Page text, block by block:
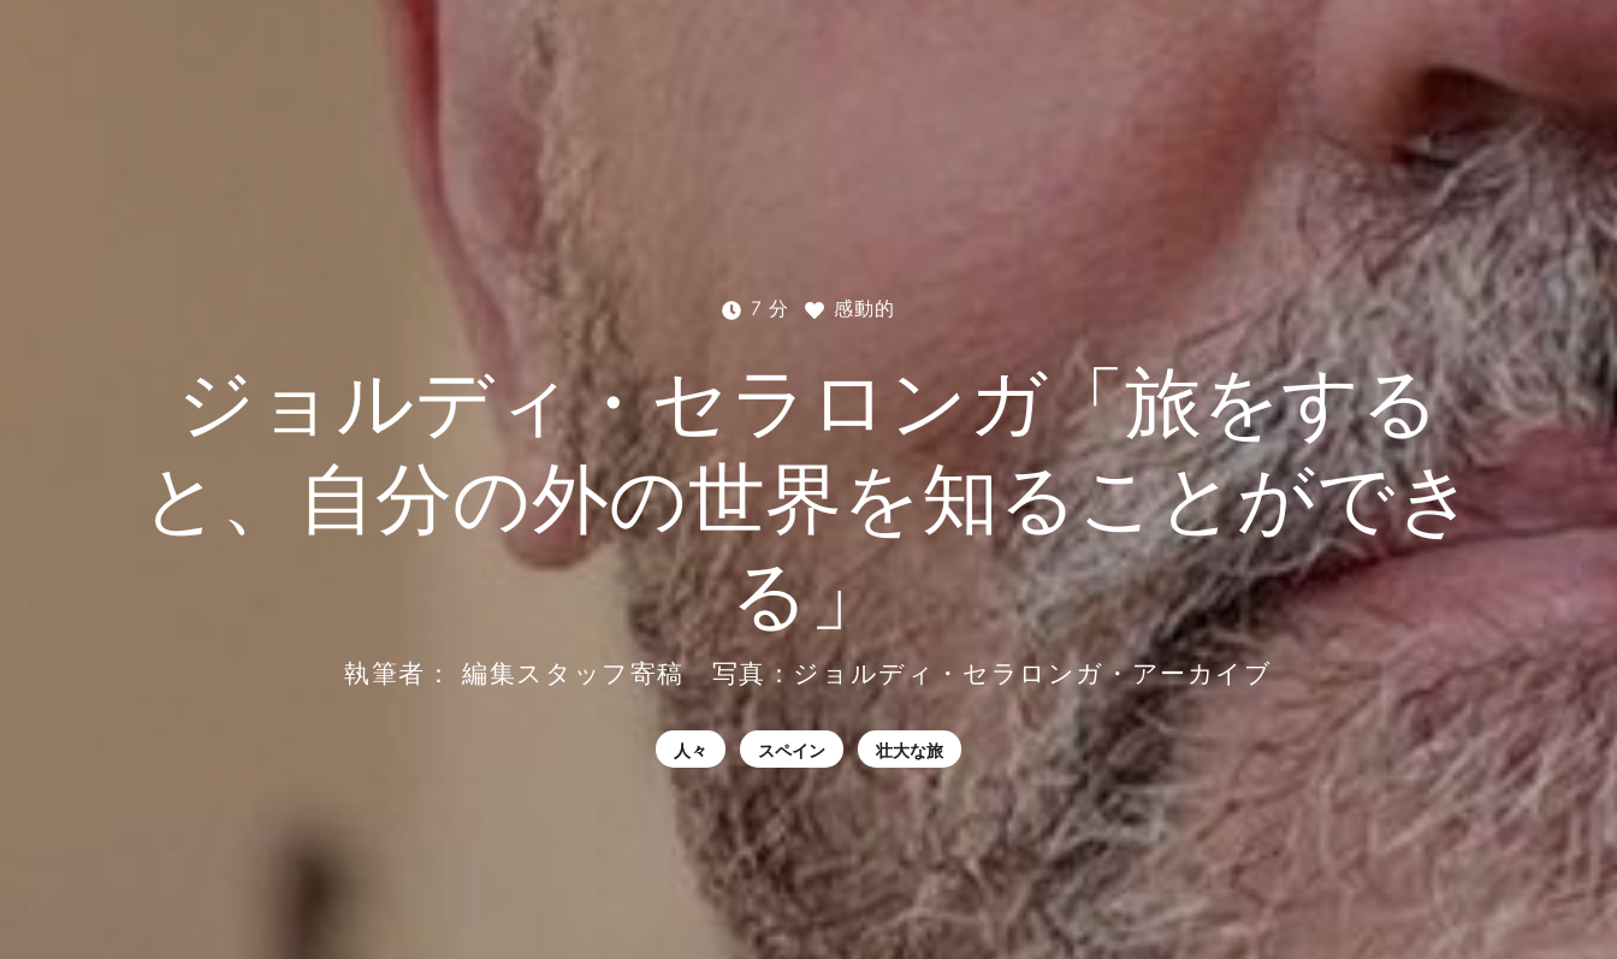
7 分 感動的
ジョルディ・セラロンガ「旅をする
と、自分の外の世界を知ることができ
る」
執筆者： 編集スタッフ寄稿 写真：ジョルディ・セラロンガ・アーカイブ
人々 スペイン 壮大な旅